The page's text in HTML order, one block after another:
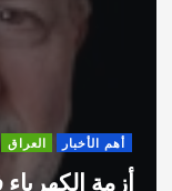
أهم الأخبار ثقافة
اختتام ورشة